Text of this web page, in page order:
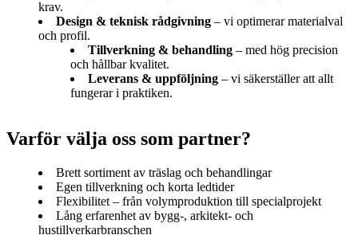
krav.
Design & teknisk rådgivning – vi optimerar materialval
och profil.
Tillverkning & behandling – med hög precision
och hållbar kvalitet.
Leverans & uppföljning – vi säkerställer att allt
fungerar i praktiken.
Varför välja oss som partner?
Brett sortiment av träslag och behandlingar
Egen tillverkning och korta ledtider
Flexibilitet – från volymproduktion till specialprojekt
Lång erfarenhet av bygg-, arkitekt- och
hustillverkarbranschen